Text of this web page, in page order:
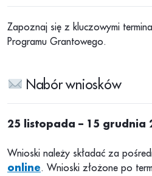
Zapoznaj się z kluczowymi
Programu Grantowego.
Nabór wniosków
25 listopada – 15 grudnia
Wnioski należy składać za
online. Wnioski złożone po